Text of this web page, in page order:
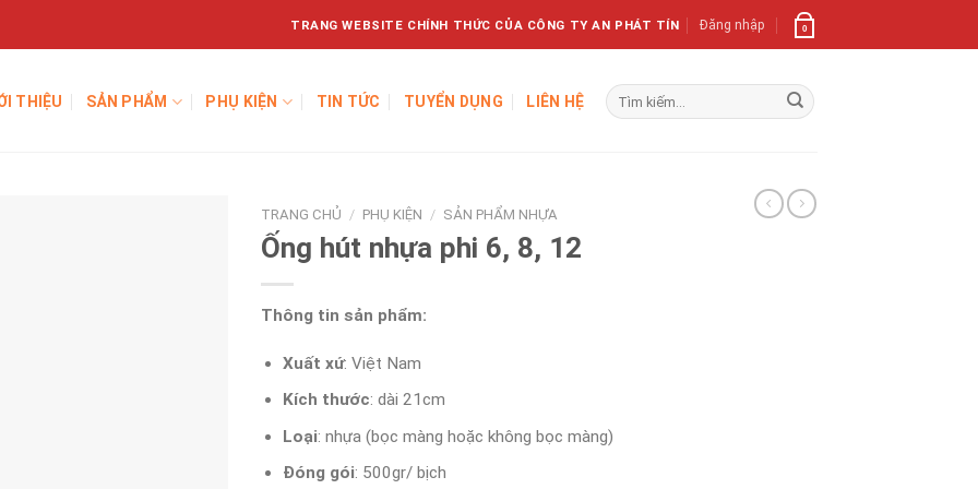
TRANG WEBSITE CHÍNH THỨC CỦA CÔNG TY AN PHÁT TÍN Đăng nhập 0
THIỆU SẢN PHẨM PHỤ KIỆN TIN TỨC TUYỂN DỤNG LIÊN HỆ
Tìm
kiếm:
TRANG CHỦ / PHỤ KIỆN / SẢN PHẨM NHỰA
Ống hút nhựa phi 6, 8, 12
Thông tin sản phẩm:
Xuất xứ: Việt Nam
Kích thước: dài 21cm
Loại: nhựa (bọc màng hoặc không bọc màng)
Đóng gói: 500gr/ bịch